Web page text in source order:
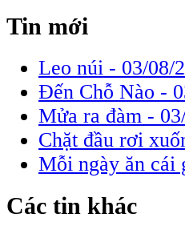
Tin mới
Leo núi - 03/08/
Đến Chỗ Nào -
Mửa ra đàm -
Chặt đầu rơi
Mỗi ngày ăn cái
Các tin khác